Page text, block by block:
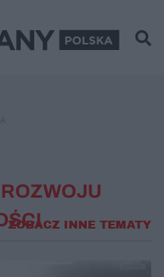
ZOBACZ INNE TEMATY